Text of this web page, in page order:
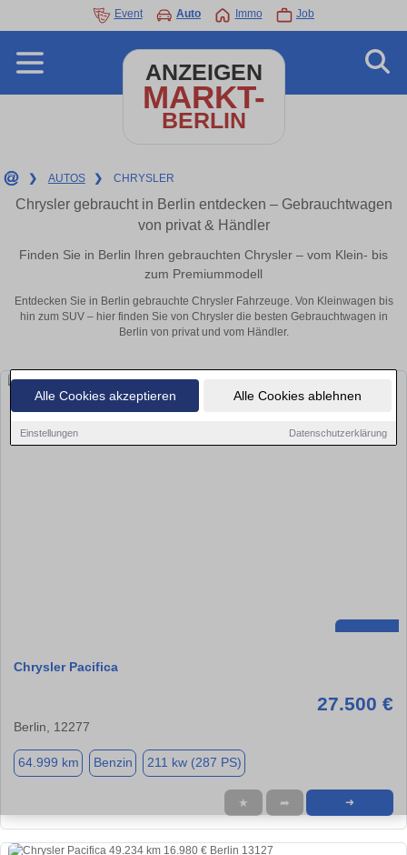
Alle Cookies akzeptieren Alle Cookies ablehnen
Einstellungen Datenschutzerklärung
Event Auto Immo Job
ANZEIGEN
MARKT-
BERLIN
❯ AUTOS ❯ CHRYSLER
Chrysler gebraucht in Berlin entdecken – Gebrauchtwagen
von privat & Händler
Finden Sie in Berlin Ihren gebrauchten Chrysler – vom Klein- bis
zum Premiummodell
Entdecken Sie in Berlin gebrauchte Chrysler Fahrzeuge. Von Kleinwagen bis
hin zum SUV – hier finden Sie von Chrysler die besten Gebrauchtwagen in
Berlin von privat und vom Händler.
Chrysler Pacifica
27.500 €
Berlin, 12277
64.999 km Benzin 211 kw (287 PS)
★ ➦ ➜